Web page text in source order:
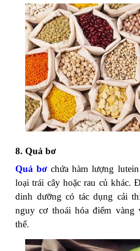
7. Đậu
Nếu bạn ăn chay, thíchthực
nhiều chất xơ thì bạn nên ăn
tầm nhìn vào ban đêm và
thoái hóa điểm vàng. Các loại
đậu đen,đậu đỏ, đậu lăng
Một lon đậu nướng sẽ cung
thiết cho đôi mắt của bạn.